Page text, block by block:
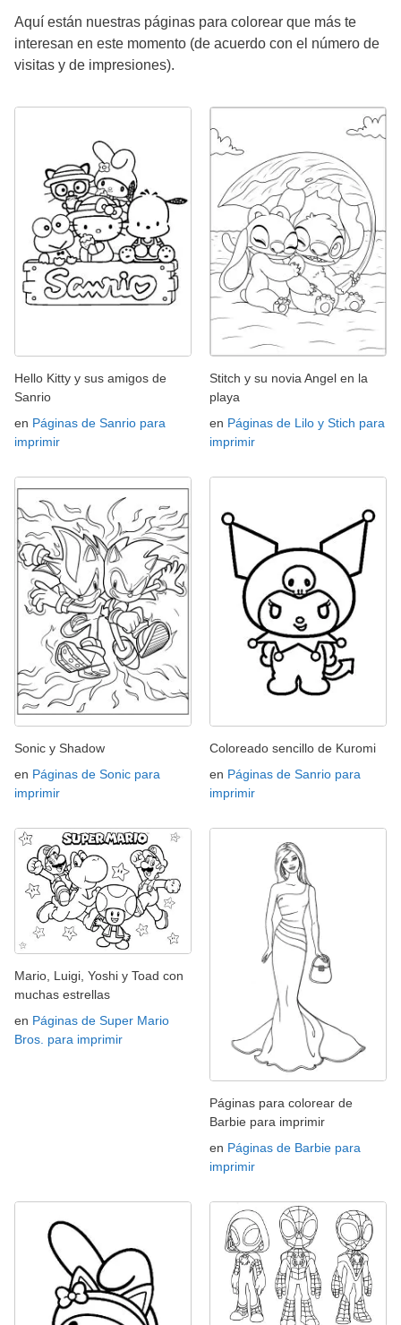
Aquí están nuestras páginas para colorear que más te
interesan en este momento (de acuerdo con el número de
visitas y de impresiones).
Hello Kitty y sus amigos de
Sanrio
en Páginas de Sanrio para
imprimir
Stitch y su novia Angel en la
playa
en Páginas de Lilo y Stich para
imprimir
Sonic y Shadow
en Páginas de Sonic para
imprimir
Coloreado sencillo de Kuromi
en Páginas de Sanrio para
imprimir
Mario, Luigi, Yoshi y Toad con
muchas estrellas
en Páginas de Super Mario
Bros. para imprimir
Páginas para colorear de
Barbie para imprimir
en Páginas de Barbie para
imprimir